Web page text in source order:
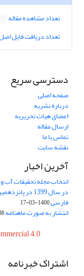
تعداد مشاهده مقاله
تعداد دریافت فایل
دسترسی سریع
صفحه اصلی
درباره نشریه
اعضای هیات تحریریه
ارسال مقاله
تماس با ما
نقشه سایت
آخرین اخبار
انتخاب مجله تحقیقات آب
در سال 1399
فارسی1400-03-17
انتشار به صورت ماهنامه27
4.0
اشتراک خبرنامه